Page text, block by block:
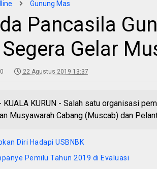
Gunung Mas
Pancasila
Gelar
22 Agustus 2019 13:37
KUALA KURUN - Salah satu organisasi
Musyawarah Cabang (Muscab) dan
Diri Hadapi USBNBK
Pemilu Tahun 2019 di Evaluasi